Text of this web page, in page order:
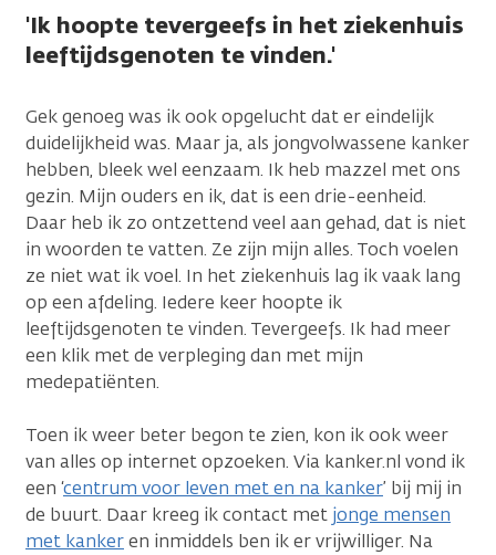
'Ik hoopte tevergeefs in het ziekenhuis
leeftijdsgenoten te vinden.'
Gek genoeg was ik ook opgelucht dat er eindelijk
duidelijkheid was. Maar ja, als jongvolwassene kanker
hebben, bleek wel eenzaam. Ik heb mazzel met ons
gezin. Mijn ouders en ik, dat is een drie-eenheid.
Daar heb ik zo ontzettend veel aan gehad, dat is niet
in woorden te vatten. Ze zijn mijn alles. Toch voelen
ze niet wat ik voel. In het ziekenhuis lag ik vaak lang
op een afdeling. Iedere keer hoopte ik
leeftijdsgenoten te vinden. Tevergeefs. Ik had meer
een klik met de verpleging dan met mijn
medepatiënten.
Toen ik weer beter begon te zien, kon ik ook weer
van alles op internet opzoeken. Via kanker.nl vond ik
een ‘centrum voor leven met en na kanker’ bij mij in
de buurt. Daar kreeg ik contact met jonge mensen
met kankeren inmiddels ben ik er vrijwilliger. Na